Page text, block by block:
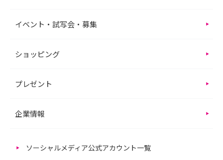
イベント・試写会・募集
ショッピング
プレゼント
企業情報
ソーシャルメディア公式アカウント一覧